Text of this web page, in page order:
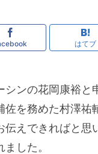
はてブ
シンの花岡康裕
佐を務めた村澤
伝えできればと
した。